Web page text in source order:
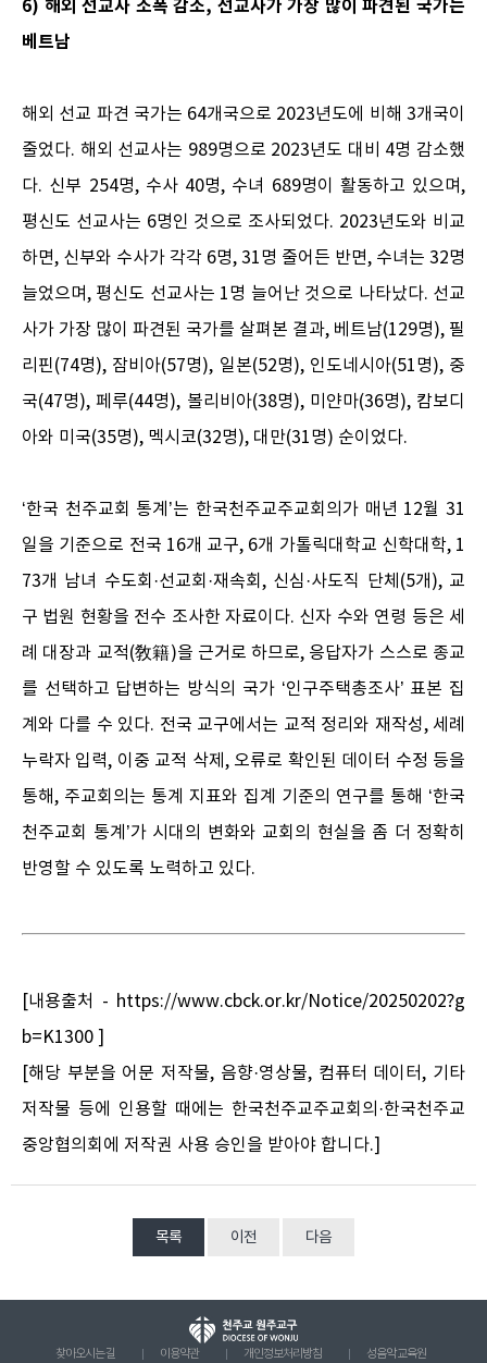
6) 해외 선교사 소폭 감소, 선교사가 가장 많이 파견된 국가는
베트남
해외 선교 파견 국가는 64개국으로 2023년도에 비해 3개국이
줄었다. 해외 선교사는 989명으로 2023년도 대비 4명 감소했
다. 신부 254명, 수사 40명, 수녀 689명이 활동하고 있으며,
평신도 선교사는 6명인 것으로 조사되었다. 2023년도와 비교
하면, 신부와 수사가 각각 6명, 31명 줄어든 반면, 수녀는 32명
늘었으며, 평신도 선교사는 1명 늘어난 것으로 나타났다. 선교
사가 가장 많이 파견된 국가를 살펴본 결과, 베트남(129명), 필
리핀(74명), 잠비아(57명), 일본(52명), 인도네시아(51명), 중
국(47명), 페루(44명), 볼리비아(38명), 미얀마(36명), 캄보디
아와 미국(35명), 멕시코(32명), 대만(31명) 순이었다.
‘한국 천주교회 통계’는 한국천주교주교회의가 매년 12월 31
일을 기준으로 전국 16개 교구, 6개 가톨릭대학교 신학대학, 1
73개 남녀 수도회·선교회·재속회, 신심·사도직 단체(5개), 교
구 법원 현황을 전수 조사한 자료이다. 신자 수와 연령 등은 세
례 대장과 교적(敎籍)을 근거로 하므로, 응답자가 스스로 종교
를 선택하고 답변하는 방식의 국가 ‘인구주택총조사’ 표본 집
계와 다를 수 있다. 전국 교구에서는 교적 정리와 재작성, 세례
누락자 입력, 이중 교적 삭제, 오류로 확인된 데이터 수정 등을
통해, 주교회의는 통계 지표와 집계 기준의 연구를 통해 ‘한국
천주교회 통계’가 시대의 변화와 교회의 현실을 좀 더 정확히
반영할 수 있도록 노력하고 있다.
[내용출처 - https://www.cbck.or.kr/Notice/20250202?g
b=K1300 ]
[해당 부분을 어문 저작물, 음향·영상물, 컴퓨터 데이터, 기타
저작물 등에 인용할 때에는 한국천주교주교회의·한국천주교
중앙협의회에 저작권 사용 승인을 받아야 합니다.]
목록 이전 다음
찾아오시는 길 이용약관 개인정보처리방침 성음악 교육원